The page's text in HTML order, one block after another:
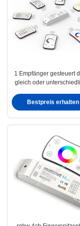
1 Empfänger gesteuert
gleich oder
Bestpreis erhalten